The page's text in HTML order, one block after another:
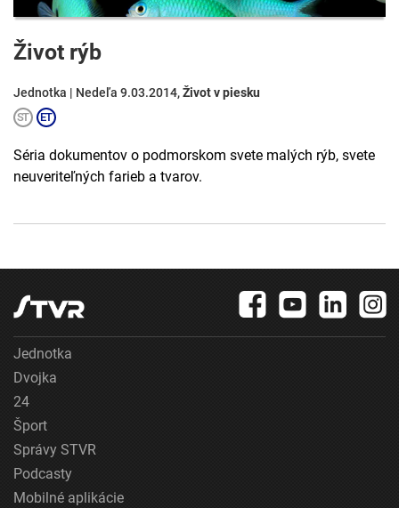
Život rýb
Jednotka | Nedeľa 9.03.2014,Život v piesku
Séria dokumentov o podmorskom svete malých rýb, svete
neuveriteľných farieb a tvarov.
Jednotka
Dvojka
24
Šport
Správy STVR
Podcasty
Mobilné aplikácie